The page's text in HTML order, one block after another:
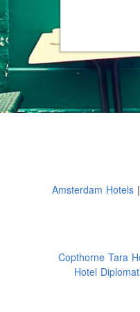
Amsterdam Hotels
Copthorne Tara
Hotel